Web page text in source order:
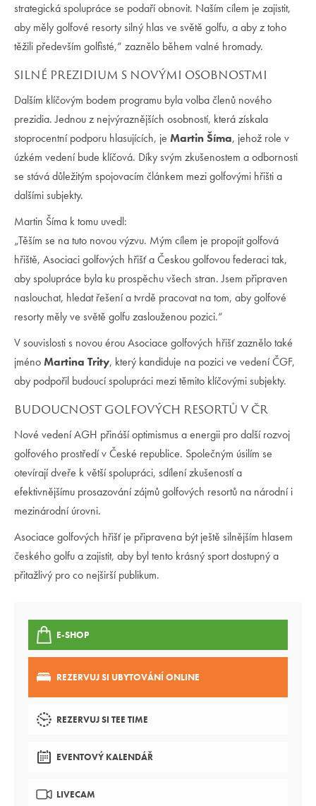
strategická spolupráce se podaří obnovit. Naším cílem je zajistit,
aby měly golfové resorty silný hlas ve světě golfu, a aby z toho
těžili především golfisté,“ zaznělo během valné hromady.
SILNÉ PREZIDIUM S NOVÝMI OSOBNOSTMI
Dalším klíčovým bodem programu byla volba členů nového
prezidia. Jednou z nejvýraznějších osobností, která získala
stoprocentní podporu hlasujících, je Martin Šíma, jehož role v
úzkém vedení bude klíčová. Díky svým zkušenostem a odbornosti
se stává důležitým spojovacím článkem mezi golfovými hřišti a
dalšími subjekty.
Martin Šíma k tomu uvedl:
„Těším se na tuto novou výzvu. Mým cílem je propojit golfová
hřiště, Asociaci golfových hřišť a Českou golfovou federaci tak,
aby spolupráce byla ku prospěchu všech stran. Jsem připraven
naslouchat, hledat řešení a tvrdě pracovat na tom, aby golfové
resorty měly ve světě golfu zaslouženou pozici.“
V souvislosti s novou érou Asociace golfových hřišť zaznělo také
jménoMartina Trity, který kandiduje na pozici ve vedení ČGF,
aby podpořil budoucí spolupráci mezi těmito klíčovými subjekty.
BUDOUCNOST GOLFOVÝCH RESORTŮ V ČR
Nové vedení AGH přináší optimismus a energii pro další rozvoj
golfového prostředí v České republice. Společným úsilím se
otevírají dveře k větší spolupráci, sdílení zkušeností a
efektivnějšímu prosazování zájmů golfových resortů na národní i
mezinárodní úrovni.
Asociace golfových hřišť je připravena být ještě silnějším hlasem
českého golfu a zajistit, aby byl tento krásný sport dostupný a
přitažlivý pro co nejširší publikum.
E-SHOP
REZERVUJ SI UBYTOVÁNÍ ONLINE
REZERVUJ SI TEE TIME
EVENTOVÝ KALENDÁŘ
LIVECAM